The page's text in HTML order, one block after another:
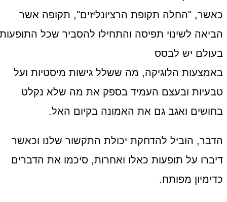
כאשר, "החלה תקופת הרציונליזים", תקופה אשר
הביאה לשינוי תפיסה והתחילו להסביר שכל התופעות
בעולם יש לבסס
באמצעות הלוגיקה, מה ששלל גישות מיסטיות ועל
טבעיות ובעצם העמיד בספק את מה שלא נקלט
בחושים ואגב גם את האמונה בקיום האל.
הדבר, הוביל להדחקת יכולת התקשור שלנו וכאשר
דיברו על תופעות כאלו ואחרות, סיכמו את הדברים
כדימיון מפותח.